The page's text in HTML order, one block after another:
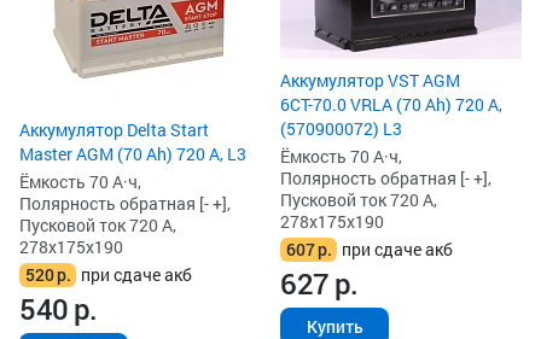
Аккумулятор Delta Start
Master AGM (70 Ah) 720 А, L3
Ёмкость 70 А·ч,
Полярность обратная [- +],
Пусковой ток 720 А,
278x175x190
520р. при сдаче акб
540р.
Аккумулятор VST AGM
6СТ-70.0 VRLA (70 Ah) 720 А,
(570900072) L3
Ёмкость 70 А·ч,
Полярность обратная [- +],
Пусковой ток 720 А,
278x175x190
607р. при сдаче акб
627р.
Купить